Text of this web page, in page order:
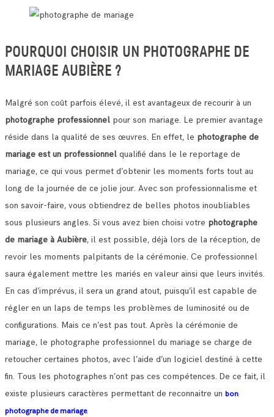
POURQUOI CHOISIR UN PHOTOGRAPHE DE
MARIAGE AUBIÈRE ?
Malgré son coût parfois élevé, il est avantageux de recourir à un
photographe professionnel pour son mariage. Le premier avantage
réside dans la qualité de ses œuvres. En effet, le photographe de
mariage est un professionnel qualifié dans le le reportage de
mariage, ce qui vous permet d’obtenir les moments forts tout au
long de la journée de ce jolie jour. Avec son professionnalisme et
son savoir-faire, vous obtiendrez de belles photos inoubliables
sous plusieurs angles. Si vous avez bien choisi votre photographe
de mariage à Aubière, il est possible, déjà lors de la réception, de
revoir les moments palpitants de la cérémonie. Ce professionnel
saura également mettre les mariés en valeur ainsi que leurs invités.
En cas d’imprévus, il sera un grand atout, puisqu’il est capable de
régler en un laps de temps les problèmes de luminosité ou de
configurations. Mais ce n’est pas tout. Après la cérémonie de
mariage, le photographe professionnel du mariage se charge de
retoucher certaines photos, avec l’aide d’un logiciel destiné à cette
fin. Tous les photographes n’ont pas ces compétences. De ce fait, il
existe plusieurs caractères permettant de reconnaitre un bon
photographe de mariage.